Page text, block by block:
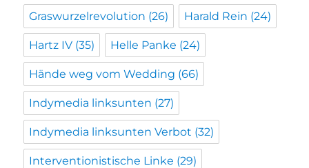
Graswurzelrevolution (26) Harald Rein (24)
Hartz IV (35) Helle Panke (24)
Hände weg vom Wedding (66)
Indymedia linksunten (27)
Indymedia linksunten Verbot (32)
Interventionistische Linke (29)